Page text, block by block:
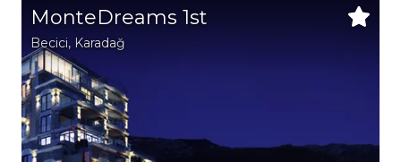
MonteDreams 1st
Becici, Karadağ